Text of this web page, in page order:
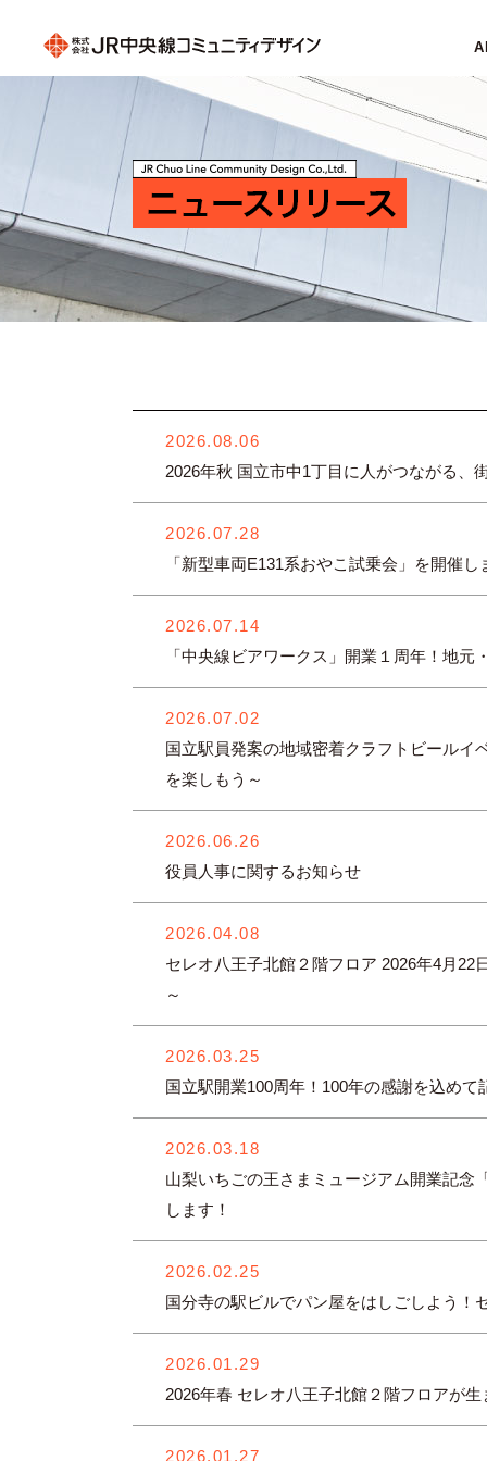
2026.08.06
2026年秋 国立市中1丁目に人がつながる、
2026.07.28
「新型車両E131系おやこ試乗会」を開催し
2026.07.14
「中央線ビアワークス」開業１周年！地
2026.07.02
国立駅員発案の地域密着クラフトビールイ
を楽しもう～
2026.06.26
役員人事に関するお知らせ
2026.04.08
セレオ八王子北館２階フロア 2026年4月
～
2026.03.25
国立駅開業100周年！100年の感謝を込め
2026.03.18
山梨いちごの王さまミュージアム開業記念
します！
2026.02.25
国分寺の駅ビルでパン屋をはしごしよう！
2026.01.29
2026年春 セレオ八王子北館２階フロアが
2026.01.27